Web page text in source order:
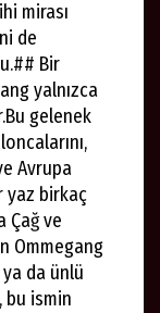
mirası
de
Bir
yalnızca
gelenek
Avrupa
yaz birkaç
Çağ ve
Ommegang
ya da ünlü
bu ismin